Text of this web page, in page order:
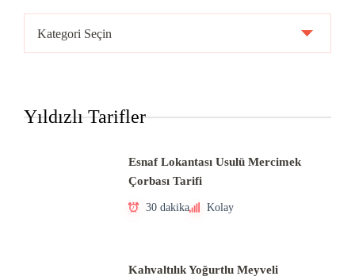
Yöntemleri
Yıldızlı Tarifler
Esnaf Lokantası Usulü Mercimek
Çorbası Tarifi
30 dakika Kolay
Kahvaltılık Yoğurtlu Meyveli